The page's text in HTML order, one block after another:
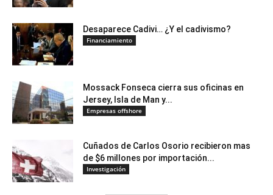
Desaparece Cadivi… ¿Y el cadivismo?
Financiamiento
Mossack Fonseca cierra sus oficinas en
Jersey, Isla de Man y...
Empresas offshore
Cuñados de Carlos Osorio recibieron mas
de $6 millones por importación...
Investigación